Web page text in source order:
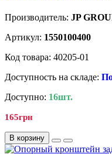
Производитель: JP
Артикул: 1550100400
Код товара: 40205-01
Доступность на складе:
Доступно: 16шт.
165грн
В корзину